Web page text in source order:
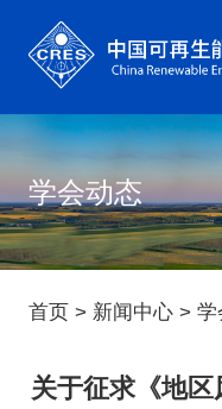
学会动态
首页> 新闻中心> 学
关于征求《地